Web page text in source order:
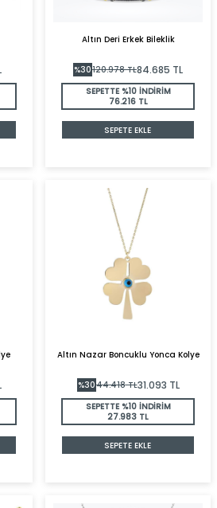
Altın Deri Erkek Bileklik
%30120.978TL84.685 TL
SEPETTE %10 İNDİRİM
76.216 TL
SEPETE EKLE
Altın Nazar Boncuklu Yonca Kolye
%3044.418TL31.093 TL
SEPETTE %10 İNDİRİM
27.983 TL
SEPETE EKLE